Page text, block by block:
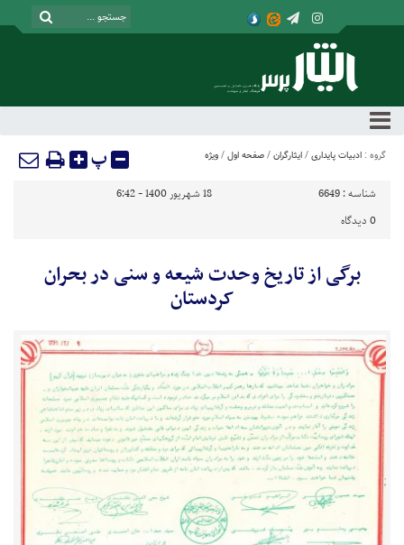
گروه : ادبیات پایداری / ایثارگران / صفحه اول / ویژه پ
شناسه : 6649
18 شهریور 1400 - 6:42
0 دیدگاه
برگی از تاریخ وحدت شیعه و سنی در بحران
کردستان